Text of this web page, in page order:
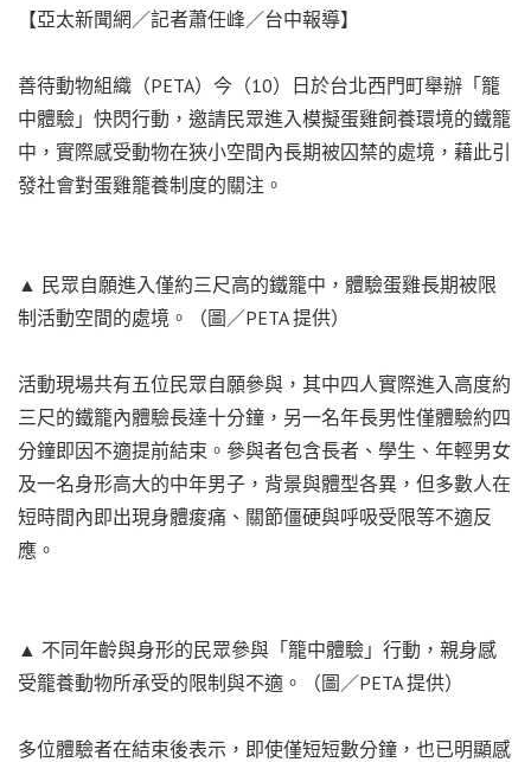
【亞太新聞網／記者蕭任峰／台中報導】
善待動物組織（PETA）今（10）日於台北西門町舉辦「籠
中體驗」快閃行動，邀請民眾進入模擬蛋雞飼養環境的鐵籠
中，實際感受動物在狹小空間內長期被囚禁的處境，藉此引
發社會對蛋雞籠養制度的關注。
▲ 民眾自願進入僅約三尺高的鐵籠中，體驗蛋雞長期被限
制活動空間的處境。（圖／PETA 提供）
活動現場共有五位民眾自願參與，其中四人實際進入高度約
三尺的鐵籠內體驗長達十分鐘，另一名年長男性僅體驗約四
分鐘即因不適提前結束。參與者包含長者、學生、年輕男女
及一名身形高大的中年男子，背景與體型各異，但多數人在
短時間內即出現身體痠痛、關節僵硬與呼吸受限等不適反
應。
▲ 不同年齡與身形的民眾參與「籠中體驗」行動，親身感
受籠養動物所承受的限制與不適。（圖／PETA 提供）
多位體驗者在結束後表示，即使僅短短數分鐘，也已明顯感